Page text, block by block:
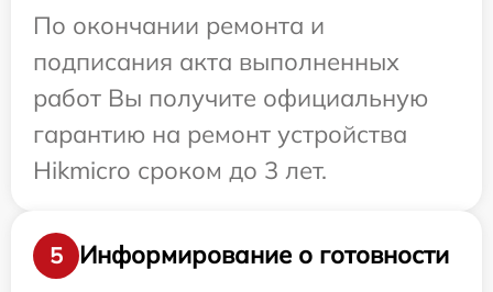
По окончании ремонта и
подписания акта выполненных
работ Вы получите официальную
гарантию на ремонт устройства
Hikmicro сроком до 3 лет.
5
Информирование о готовности